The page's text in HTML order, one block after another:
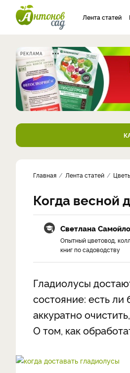
Лента статей
РЕКЛАМА
Главная Лента статей
Когда весной
Светлана
Опытный цветовод,
книг по садоводству
Гладиолусы
состояние: есть
аккуратно
О том, как